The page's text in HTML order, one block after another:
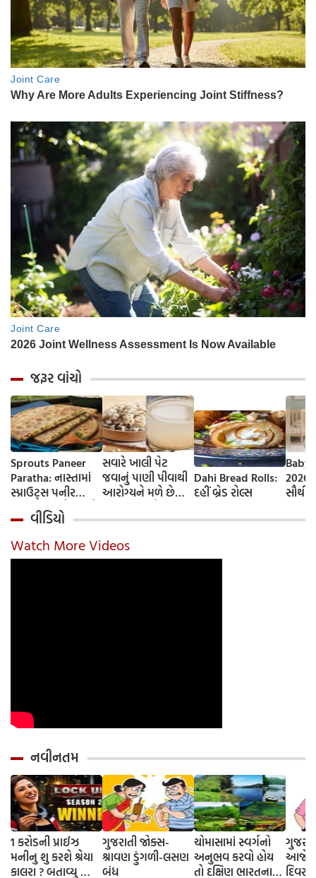
જરૂર વાંચો
Sprouts Paneer
Paratha: નાસ્તામાં
સ્પ્રાઉટ્સ પનીર
પરાઠા બનાવો, તમને
પ્રોટીનનો ડબલ ડોઝ
મળશે
સવારે ખાલી પેટ
જવાનું પાણી પીવાથી
આરોગ્યને મળે છે
જાણીએ તેના ફાયદા
અને ઉપયોગ કરવાની
યોગ્ય રીત
Dahi Bread Rolls:
દહીં બ્રેડ રોલ્સ
Baby
વીડિયો
Watch More Videos
નવીનતમ
1 કરોડની પ્રાઈઝ
મનીનુ શુ કરશે શ્રેયા
કાલરા ? બતાવ્યુ ક્યા
ગુજરાતી જોક્સ-
શ્રાવણ ડુંગળી-લસણ
બંધ
ચોમાસામાં સ્વર્ગનો
અનુભવ કરવો હોય
તો દક્ષિણ ભારતના
આજે
દિવસ